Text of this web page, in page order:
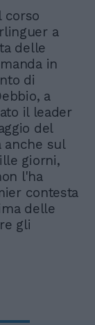
corso
a
delle
in
di
a
il leader
del
anche sul
giorni,
l'ha
contesta
delle
gli